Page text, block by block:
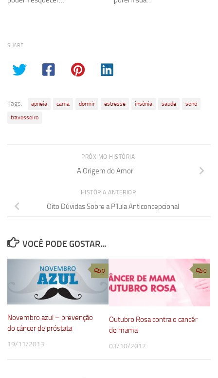
SHARE
Tags: apneia cama dormir estresse insônia saude
sono
travesseiro
PRÓXIMO HISTÓRIA
A Origem do Amor
HISTÓRIA ANTERIOR
Oito Dúvidas Sobre a Pílula Anticoncepcional
VOCÊ PODE GOSTAR...
0
Novembro azul – prevenção
do câncer de próstata
19/11/2013
0
Outubro Rosa contra o cancêr
de mama
03/10/2012